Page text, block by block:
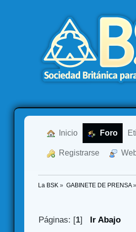
Inicio Foro
Registrarse
La BSK » GABINETE DE PRENSA»
Páginas: [1] Ir Abajo